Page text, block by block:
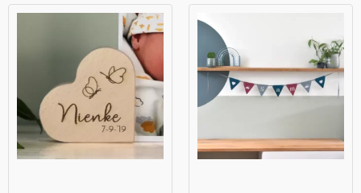
Plage
de
prix :
€17.50
€25.00